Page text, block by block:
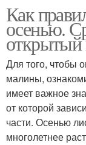
Как
осенью.
открытый
Для того, чтобы
малины,
имеет важное
от которой
части. Осенью
многолетнее